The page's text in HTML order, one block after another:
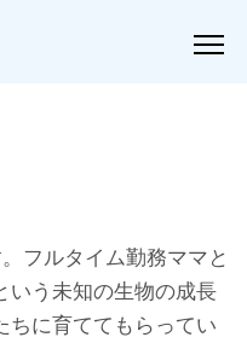
フルタイム勤務ママと
いう未知の生物の成長
ちに育ててもらってい